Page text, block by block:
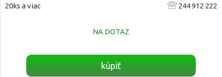
20ks a viac
244 912 222
NA DOTAZ
kúpiť